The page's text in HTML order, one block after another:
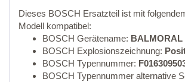
Dieses BOSCH Ersatzteil ist mit
Modell kompatibel:
BOSCH Gerätename: BALMORAL
BOSCH Explosionszeichnung:
BOSCH Typennummer:
BOSCH Typennummer alternative